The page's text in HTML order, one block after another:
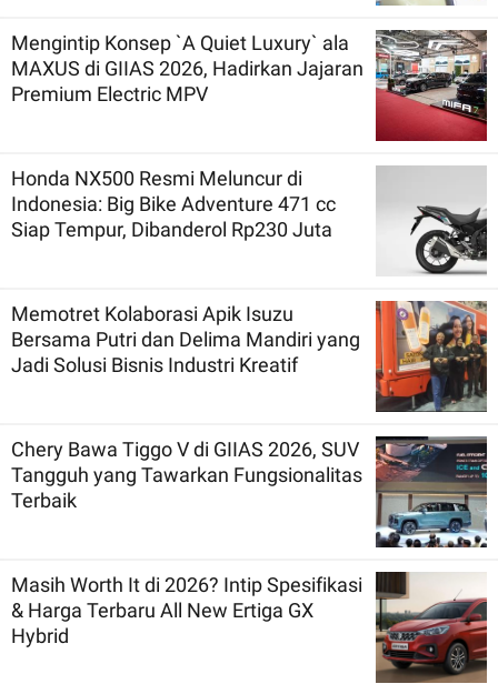
Mengintip Konsep `A Quiet Luxury` ala
MAXUS di GIIAS 2026, Hadirkan Jajaran
Premium Electric MPV
Honda NX500 Resmi Meluncur di
Indonesia: Big Bike Adventure 471 cc
Siap Tempur, Dibanderol Rp230 Juta
Memotret Kolaborasi Apik Isuzu
Bersama Putri dan Delima Mandiri yang
Jadi Solusi Bisnis Industri Kreatif
Chery Bawa Tiggo V di GIIAS 2026, SUV
Tangguh yang Tawarkan Fungsionalitas
Terbaik
Masih Worth It di 2026? Intip Spesifikasi
& Harga Terbaru All New Ertiga GX
Hybrid